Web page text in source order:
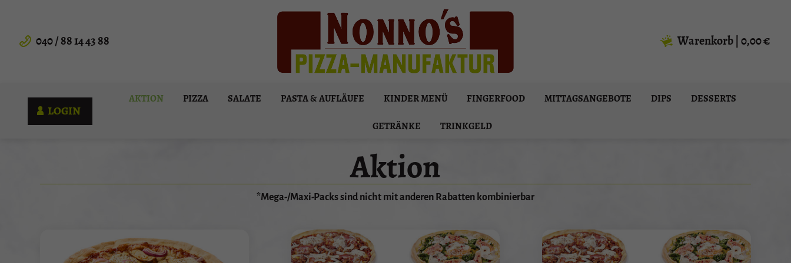
040 / 88 14 43 88 Warenkorb 0,00 €
LOGIN
AKTION PIZZA SALATE PASTA & AUFLÄUFE KINDER MENÜ FINGERFOOD MITTAGSANGEBOTE DIPS DESSERTS
GETRÄNKE TRINKGELD
Aktion
*Mega-/Maxi-Packs sind nicht mit anderen Rabatten kombinierbar